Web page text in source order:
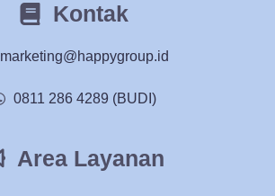
Kontak
marketing@happygroup.id
0811 286 4289 (BUDI)
Area Layanan